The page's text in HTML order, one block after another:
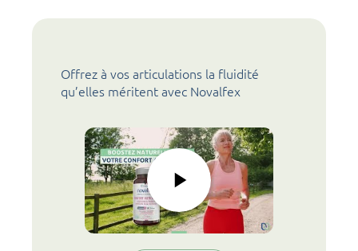
Offrez à vos articulations la fluidité
qu’elles méritent avec Novalfex